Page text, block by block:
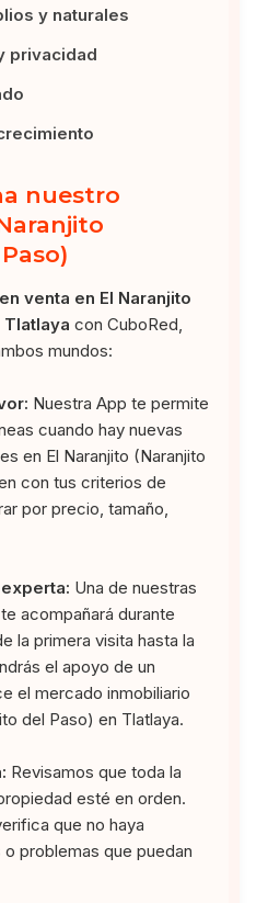
y naturales
privacidad
nuestro
venta en El Naranjito
Tlatlaya con CuboRed,
mundos:
Nuestra App te permite
cuando hay nuevas
en El Naranjito (Naranjito
con tus criterios de
por precio, tamaño,
Una de nuestras
acompañará durante
la primera visita hasta la
el apoyo de un
el mercado inmobiliario
del Paso) en Tlatlaya.
Revisamos que toda la
esté en orden.
que no haya
problemas que puedan